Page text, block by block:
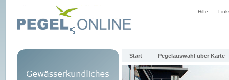
Hilfe
Start Pegelauswahl über Karte